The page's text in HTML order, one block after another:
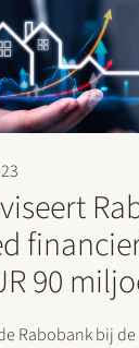
90
Rabobank bij de